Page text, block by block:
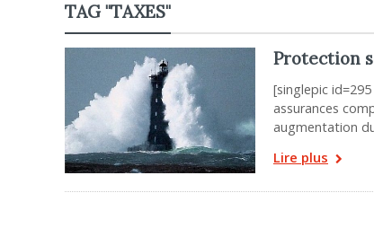
TAG "TAXES"
Protection
[singlepic
assurances
augmentation
Lire plus